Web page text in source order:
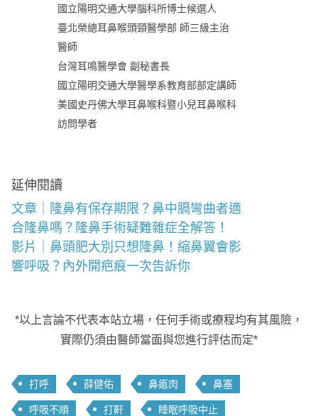
國立陽明交通大學腦科所博士候選人
臺北榮總耳鼻喉頭頸醫學部 師三級主治
醫師
台灣耳鳴醫學會 副秘書長
國立陽明交通大學醫學系教育部部定講師
美國史丹佛大學耳鼻喉科暨小兒耳鼻喉科
訪問學者
延伸閱讀
文章｜隆鼻有保存期限？鼻中膈彎曲者適
合隆鼻嗎？隆鼻手術疑難雜症全解答！
影片｜鼻頭肥大別只想隆鼻！縮鼻翼會影
響呼吸？內外開疤痕一次告訴你
*以上言論不代表本站立場，任何手術或療程均有其風險，
實際仍須由醫師當面與您進行評估而定*
打呼 薛健佑 鼻瘜肉 鼻塞
呼吸不順 打鼾 睡眠呼吸中止